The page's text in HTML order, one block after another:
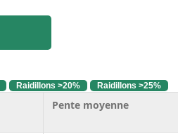
Raidillons >20% Raidillons >25%
Pente moyenne